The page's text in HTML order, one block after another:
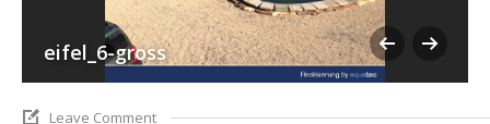
eifel_6-gross
Leave Comment